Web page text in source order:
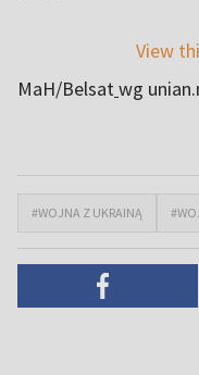
View
MaH/Belsatwg
#WOJNA Z UKRAINĄ